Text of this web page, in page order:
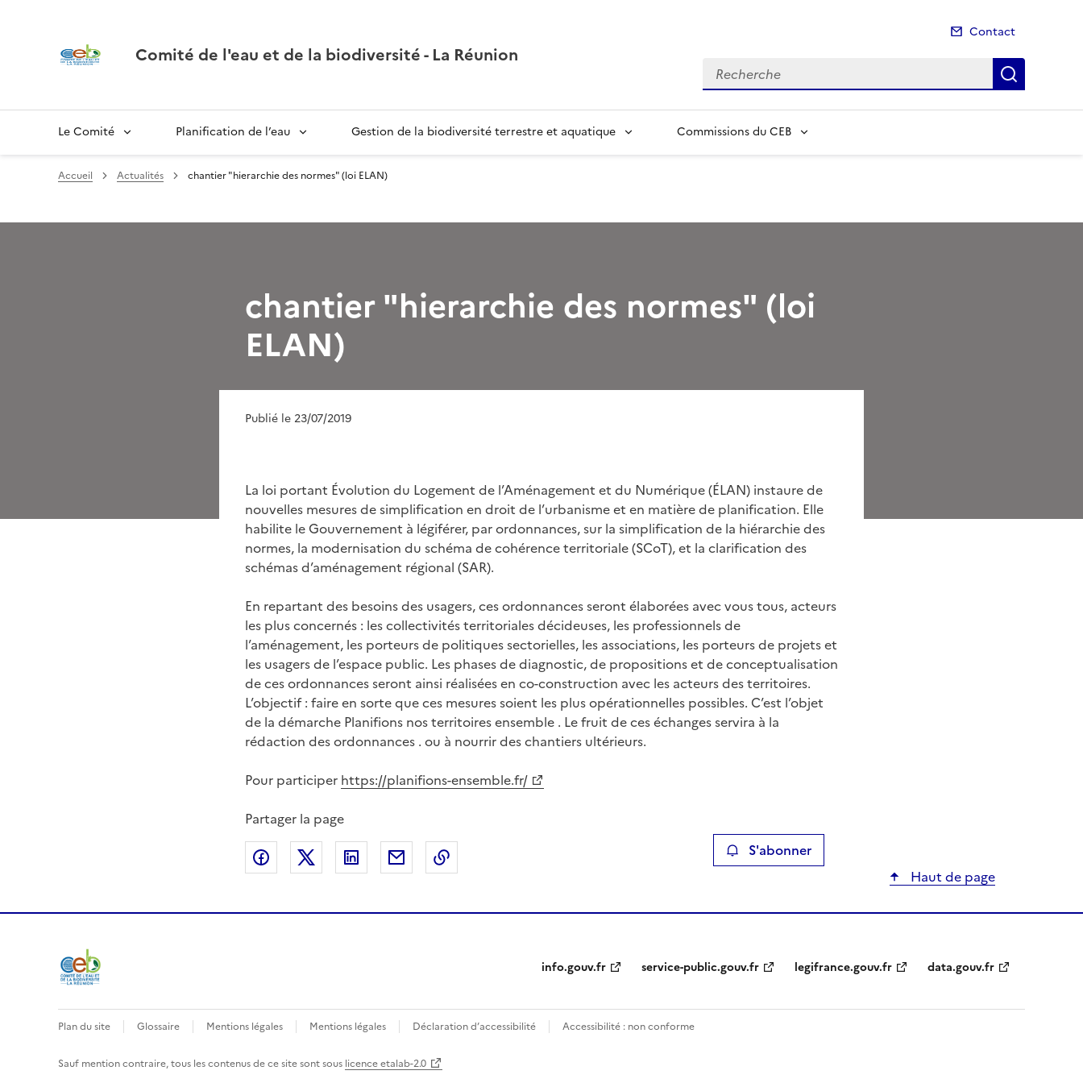
Comité de l'eau et de la biodiversité - La Réunion
Contact
Recherche
Le Comité Planification de l’eau Gestion de la biodiversité terrestre et aquatique Commissions du CEB
Accueil Actualités chantier "hierarchie des normes" (loi ELAN)
chantier "hierarchie des normes" (loi
ELAN)
Publié le 23/07/2019
La loi portant Évolution du Logement de l’Aménagement et du Numérique (ÉLAN) instaure de
nouvelles mesures de simplification en droit de l’urbanisme et en matière de planification. Elle
habilite le Gouvernement à légiférer, par ordonnances, sur la simplification de la hiérarchie des
normes, la modernisation du schéma de cohérence territoriale (SCoT), et la clarification des
schémas d’aménagement régional (SAR).
En repartant des besoins des usagers, ces ordonnances seront élaborées avec vous tous, acteurs
les plus concernés : les collectivités territoriales décideuses, les professionnels de
l’aménagement, les porteurs de politiques sectorielles, les associations, les porteurs de projets et
les usagers de l’espace public. Les phases de diagnostic, de propositions et de conceptualisation
de ces ordonnances seront ainsi réalisées en co-construction avec les acteurs des territoires.
L’objectif : faire en sorte que ces mesures soient les plus opérationnelles possibles. C’est l’objet
de la démarche Planifions nos territoires ensemble . Le fruit de ces échanges servira à la
rédaction des ordonnances . ou à nourrir des chantiers ultérieurs.
Pour participer https://planifions-ensemble.fr/
Partager la page
Partager sur Facebook
Partager sur XPartager sur LinkedIn
Partager par emailCopier le lien de la page dans le presse-papier S'abonner
Haut de page
info.gouv.fr service-public.gouv.fr legifrance.gouv.fr data.gouv.fr
Plan du site Glossaire Mentions légales Mentions légales Déclaration d’accessibilité Accessibilité : non conforme
Sauf mention contraire, tous les contenus de ce site sont sous licence etalab-2.0